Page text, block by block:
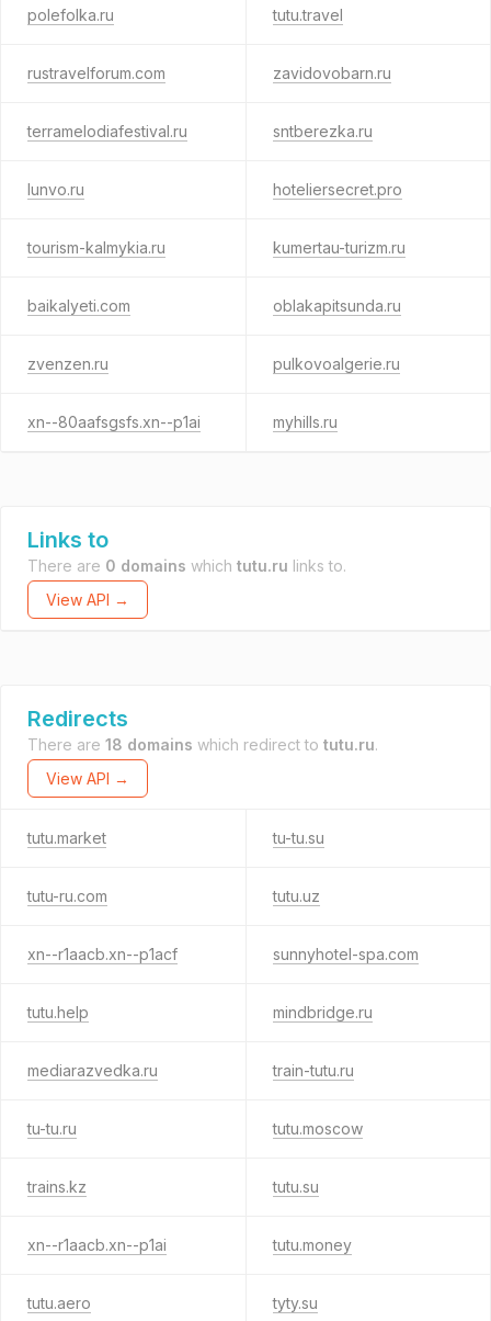
polefolka.ru tutu.travel
rustravelforum.com zavidovobarn.ru
terramelodiafestival.ru sntberezka.ru
lunvo.ru hoteliersecret.pro
tourism-kalmykia.ru kumertau-turizm.ru
baikalyeti.com oblakapitsunda.ru
zvenzen.ru pulkovoalgerie.ru
xn--80aafsgsfs.xn--p1ai myhills.ru
Links to
There are 0 domains which tutu.ru links to.
View API →
Redirects
There are 18 domains which redirect to tutu.ru.
View API →
tutu.market tu-tu.su
tutu-ru.com tutu.uz
xn--r1aacb.xn--p1acf sunnyhotel-spa.com
tutu.help mindbridge.ru
mediarazvedka.ru train-tutu.ru
tu-tu.ru tutu.moscow
trains.kz tutu.su
xn--r1aacb.xn--p1ai tutu.money
tutu.aero tyty.su